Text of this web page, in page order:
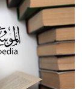
الحكم،
له الفضل
- هل تعلم أن